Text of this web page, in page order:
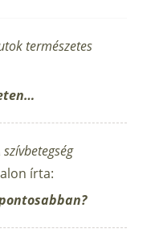
természetes
szívbetegség
írta: